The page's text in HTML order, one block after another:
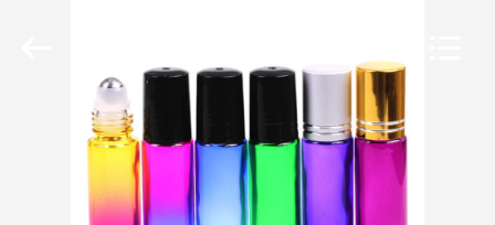
PRODUKTE